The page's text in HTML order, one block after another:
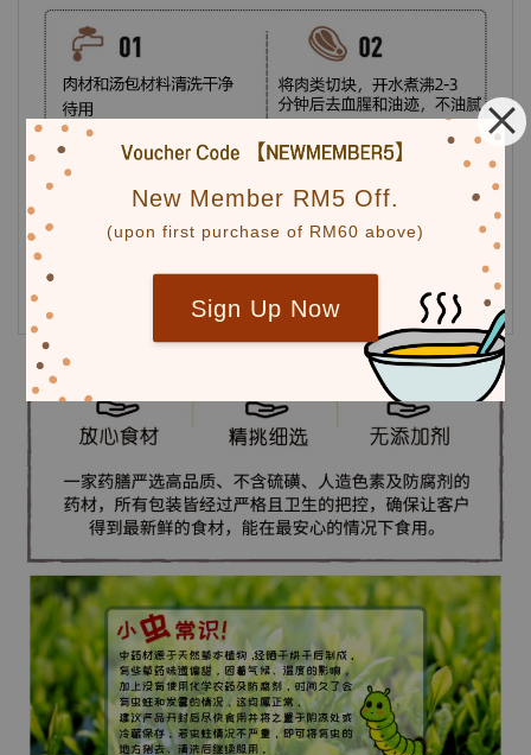
New Member RM5 Off.
(upon first purchase of RM60 above)
Sign Up Now